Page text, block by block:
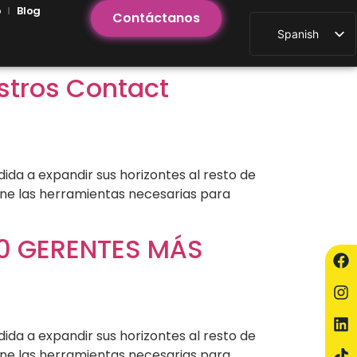
Contáctanos
Spanish
Blog
Contact
a expandir sus horizontes al resto de
las herramientas necesarias para
MÁS
a expandir sus horizontes al resto de